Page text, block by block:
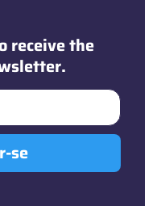
receive the
se